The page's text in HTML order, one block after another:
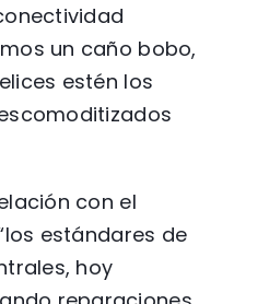
un caño bobo,
estén los
con el
estándares de
hoy